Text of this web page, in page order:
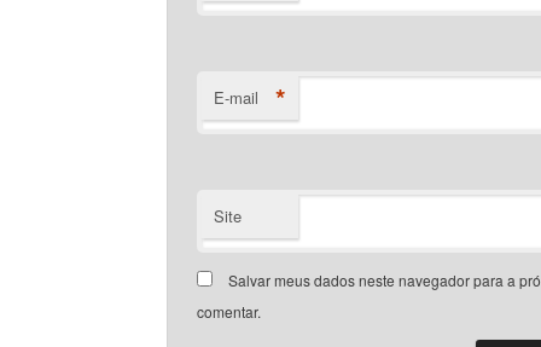
E-mail *
Site
Salvar meus dados neste navegador para a
comentar.